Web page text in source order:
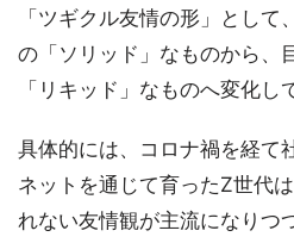
「ツギクル友情の形」とし
の「ソリッド」なものから、
「リキッド」なものへ変化し
具体的には、コロナ禍を経て
ネットを通じて育ったZ世代
れない友情観が主流になりつ